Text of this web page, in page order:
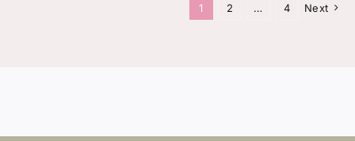
1 2 … 4 Next